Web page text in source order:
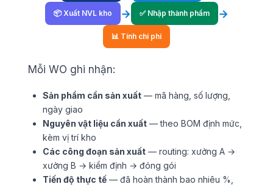
📦 Xuất NVL kho → ✅ Nhập thành phẩm →
📊 Tính chi phí
Mỗi WO ghi nhận:
Sản phẩm cần sản xuất — mã hàng, số lượng,
ngày giao
Nguyên vật liệu cần xuất — theo BOM định mức,
kèm vị trí kho
Các công đoạn sản xuất — routing: xưởng A →
xưởng B → kiểm định → đóng gói
Tiến độ thực tế — đã hoàn thành bao nhiêu %,